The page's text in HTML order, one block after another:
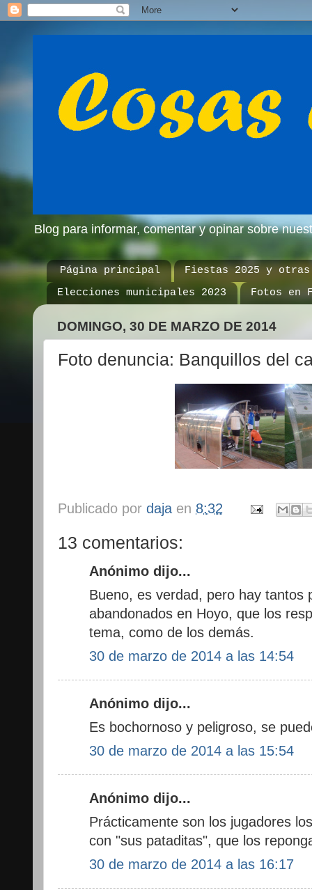
Blog para informar, comentar y opinar sobre
Página principal
Fiestas 2025 y otras
Elecciones municipales 2023
Fotos en
DOMINGO, 30 DE MARZO DE 2014
Foto denuncia: Banquillos del
Publicado por daja en 8:32
13 comentarios:
Anónimo dijo...
Bueno, es verdad, pero hay tantos
abandonados en Hoyo, que los
tema, como de los demás.
30 de marzo de 2014 a las 14:54
Anónimo dijo...
Es bochornoso y peligroso, se
30 de marzo de 2014 a las 15:54
Anónimo dijo...
Prácticamente son los jugadores
con "sus pataditas", que los
30 de marzo de 2014 a las 16:17